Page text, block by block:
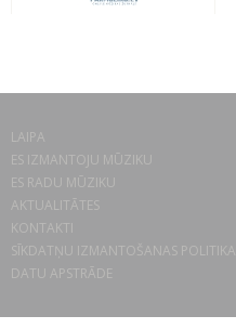
LAIPA
ES IZMANTOJU MŪZIKU
ES RADU MŪZIKU
AKTUALITĀTES
KONTAKTI
SĪKDATŅU IZMANTOŠANAS POLITIKA
DATU APSTRĀDE